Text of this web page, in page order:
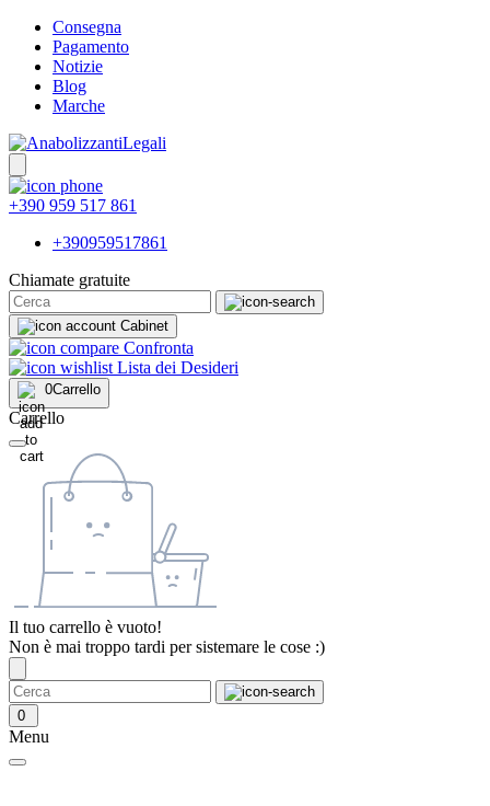
Consegna
Pagamento
Notizie
Blog
Marche
+390 959 517 861
+390959517861
Chiamate gratuite
Cabinet
Confronta
Lista dei Desideri
0Carrello
Carrello
Il tuo carrello è vuoto!
Non è mai troppo tardi per sistemare le cose :)
0
Menu